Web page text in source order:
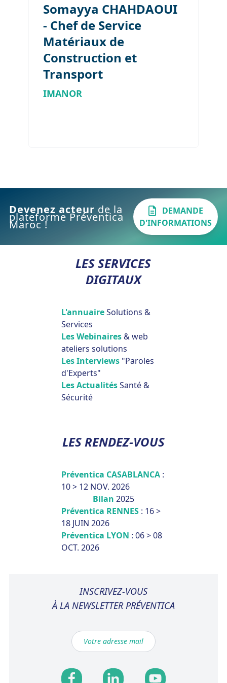
Somayya CHAHDAOUI
- Chef de Service
Matériaux de
Construction et
Transport
IMANOR
Devenez acteur de la
plateforme Préventica
Maroc !
DEMANDE
D'INFORMATIONS
LES SERVICES
DIGITAUX
L'annuaireSolutions &
Services
Les Webinaires& web
ateliers solutions
Les Interviews "Paroles
d'Experts"
Les ActualitésSanté &
Sécurité
LES RENDEZ-VOUS
Préventica CASABLANCA :
10 > 12 NOV. 2026
Bilan 2025
Préventica RENNES : 16 >
18 JUIN 2026
Préventica LYON : 06 > 08
OCT. 2026
INSCRIVEZ-VOUS
À LA NEWSLETTER PRÉVENTICA